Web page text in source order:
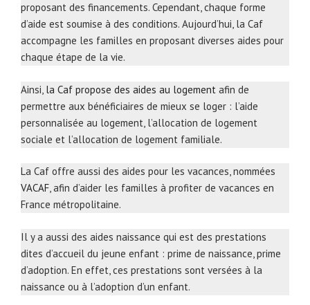
proposant des financements. Cependant, chaque forme
d’aide est soumise à des conditions. Aujourd’hui, la Caf
accompagne les familles en proposant diverses aides pour
chaque étape de la vie.
Ainsi, la Caf propose des aides au logement afin de
permettre aux bénéficiaires de mieux se loger : l’aide
personnalisée au logement, l’allocation de logement
sociale et l’allocation de logement familiale.
La Caf offre aussi des aides pour les vacances, nommées
VACAF, afin d’aider les familles à profiter de vacances en
France métropolitaine.
Il y a aussi des aides naissance qui est des prestations
dites d’accueil du jeune enfant : prime de naissance, prime
d’adoption. En effet, ces prestations sont versées à la
naissance ou à l’adoption d’un enfant.